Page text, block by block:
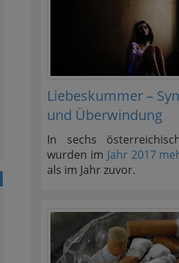
Liebeskummer –
und Überwindung
In sechs
wurden im Jahr 2017
als im Jahr zuvor.